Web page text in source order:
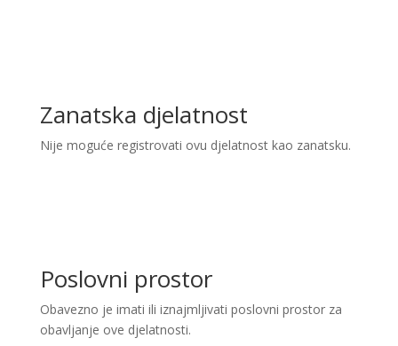
Zanatska djelatnost
Nije moguće registrovati ovu djelatnost kao zanatsku.
Poslovni prostor
Obavezno je imati ili iznajmljivati poslovni prostor za
obavljanje ove djelatnosti.